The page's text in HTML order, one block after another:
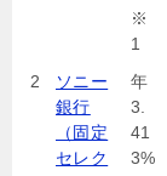
※
1
2
ソニー
銀行
（固定
セレク
年
3.
41
3%